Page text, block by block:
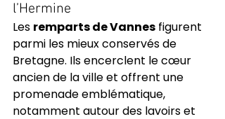
l’Hermine
Les remparts de Vannes figurent
parmi les mieux conservés de
Bretagne. Ils encerclent le cœur
ancien de la ville et offrent une
promenade emblématique,
notamment autour des lavoirs et